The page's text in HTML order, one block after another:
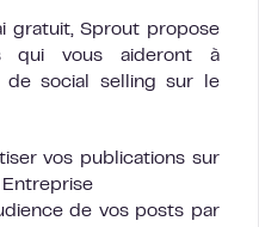
gratuit, Sprout propose
qui vous aideront à
de social selling sur le
vos publications sur
Entreprise
de vos posts par